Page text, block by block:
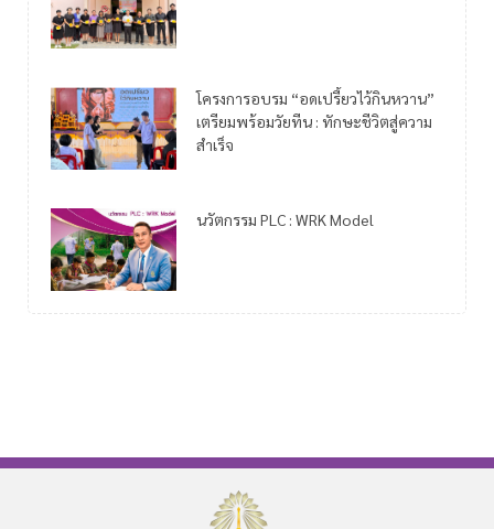
โครงการอบรม “อดเปรี้ยวไว้กินหวาน”
เตรียมพร้อมวัยทีน : ทักษะชีวิตสู่ความ
สำเร็จ
นวัตกรรม PLC : WRK Model